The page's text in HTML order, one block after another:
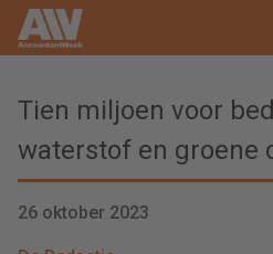
Tien miljoen voor
waterstof en groene
26 oktober 2023